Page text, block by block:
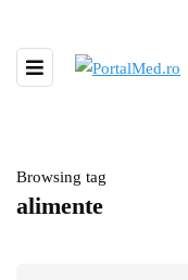
Browsing tag
alimente